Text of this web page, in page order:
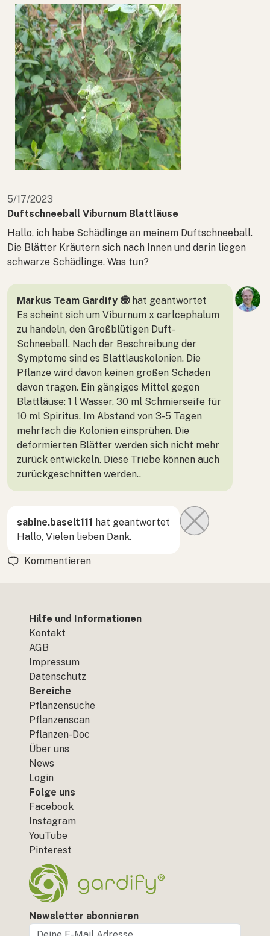
5/17/2023
Duftschneeball Viburnum Blattläuse
Hallo, ich habe Schädlinge an meinem Duftschneeball.
Die Blätter Kräutern sich nach Innen und darin liegen
schwarze Schädlinge. Was tun?
Markus Team Gardify 🤓hat geantwortet
Es scheint sich um Viburnum x carlcephalum
zu handeln, den Großblütigen Duft-
Schneeball. Nach der Beschreibung der
Symptome sind es Blattlauskolonien. Die
Pflanze wird davon keinen großen Schaden
davon tragen. Ein gängiges Mittel gegen
Blattläuse: 1 l Wasser, 30 ml Schmierseife für
10 ml Spiritus. Im Abstand von 3-5 Tagen
mehrfach die Kolonien einsprühen. Die
deformierten Blätter werden sich nicht mehr
zurück entwickeln. Diese Triebe können auch
zurückgeschnitten werden..
sabine.baselt111 hat geantwortet
Hallo, Vielen lieben Dank.
Kommentieren
Hilfe und Informationen
Kontakt
AGB
Impressum
Datenschutz
Bereiche
Pflanzensuche
Pflanzenscan
Pflanzen-Doc
Über uns
News
Login
Folge uns
Facebook
Instagram
YouTube
Pinterest
Newsletter abonnieren